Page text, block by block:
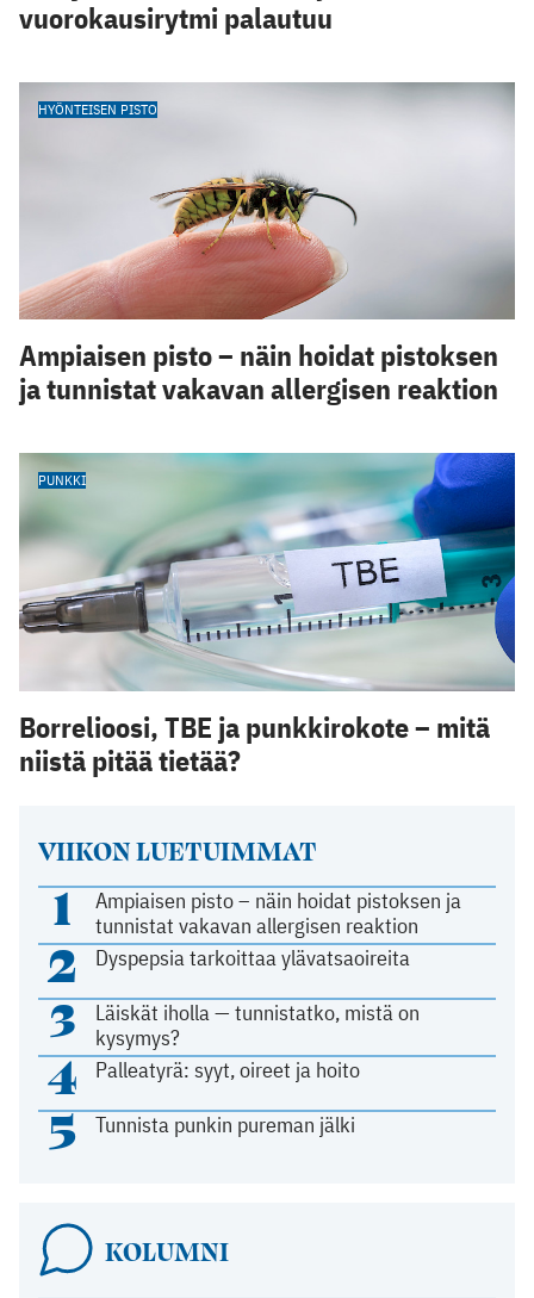
VIIKON LUETUIMMAT
1
Ampiaisen pisto – näin hoidat pistoksen ja
tunnistat vakavan allergisen reaktion
2 Dyspepsia tarkoittaa ylävatsaoireita
3
Läiskät iholla — tunnistatko, mistä on
kysymys?
4 Palleatyrä: syyt, oireet ja hoito
5 Tunnista punkin pureman jälki
KOLUMNI
vuorokausirytmi palautuu
HYÖNTEISEN PISTO
Ampiaisen pisto – näin hoidat pistoksen
ja tunnistat vakavan allergisen reaktion
PUNKKI
Borrelioosi, TBE ja punkkirokote – mitä
niistä pitää tietää?